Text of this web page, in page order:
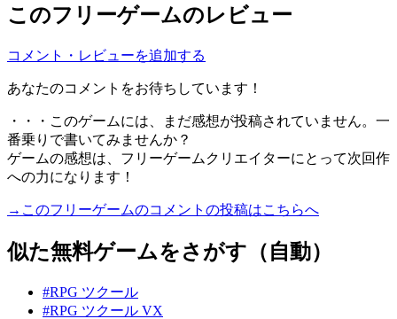
このフリーゲームのレビュー
コメント・レビューを追加する
あなたのコメントをお待ちしています！
・・・このゲームには、まだ感想が投稿されていません。一
番乗りで書いてみませんか？
ゲームの感想は、フリーゲームクリエイターにとって次回作
への力になります！
→このフリーゲームのコメントの投稿はこちらへ
似た無料ゲームをさがす（自動）
#RPG ツクール
#RPG ツクール VX